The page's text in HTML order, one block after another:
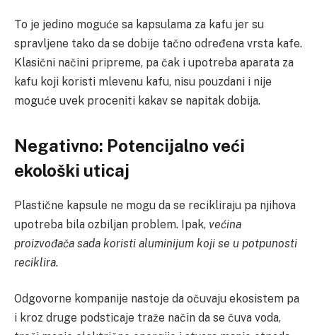
To je jedino moguće sa kapsulama za kafu jer su
spravljene tako da se dobije tačno određena vrsta kafe.
Klasični načini pripreme, pa čak i upotreba aparata za
kafu koji koristi mlevenu kafu, nisu pouzdani i nije
moguće uvek proceniti kakav se napitak dobija.
Negativno: Potencijalno veći
ekološki uticaj
Plastične kapsule ne mogu da se recikliraju pa njihova
upotreba bila ozbiljan problem. Ipak, većina
proizvođača sada koristi aluminijum koji se u potpunosti
reciklira.
Odgovorne kompanije nastoje da očuvaju ekosistem pa
i kroz druge podsticaje traže način da se čuva voda,